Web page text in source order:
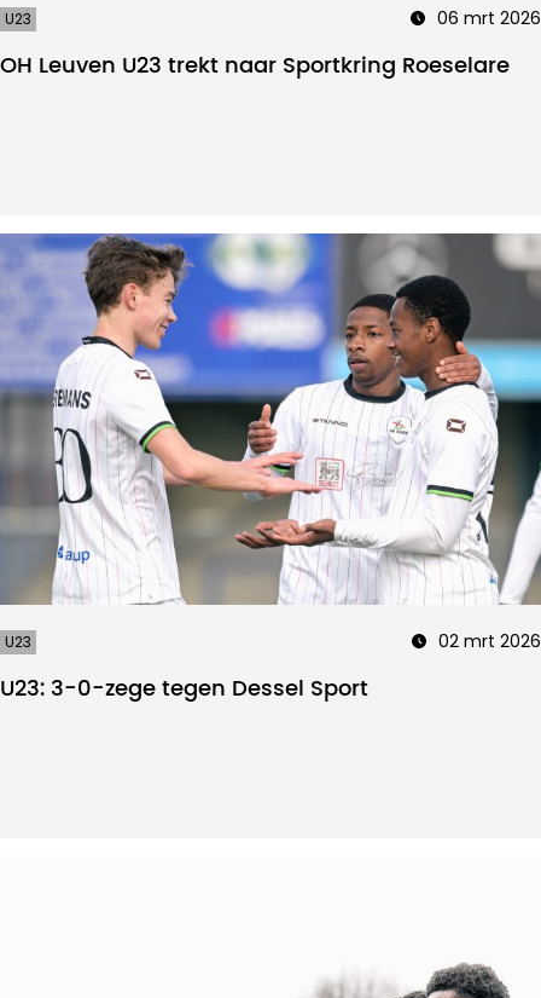
U23 06 mrt 2026
OH Leuven U23 trekt naar Sportkring Roeselare
U23 02 mrt 2026
U23: 3-0-zege tegen Dessel Sport